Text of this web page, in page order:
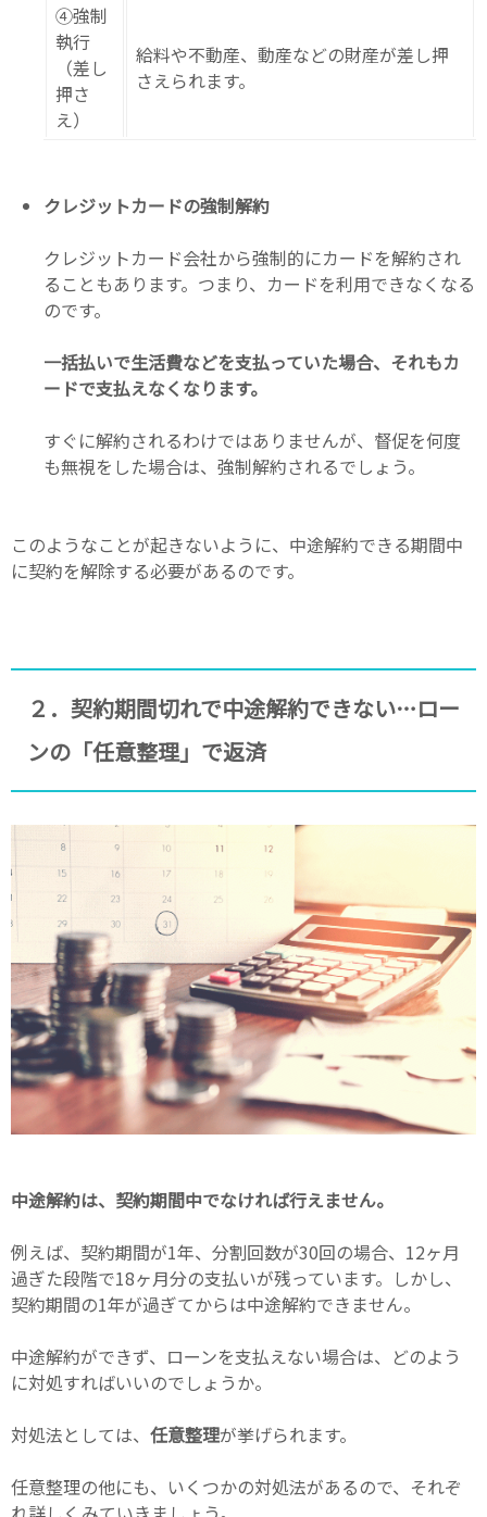
④強制
執行
（差し
押さ
え）
給料や不動産、動産などの財産が差し押
さえられます。
クレジットカードの強制解約
クレジットカード会社から強制的にカードを解約され
ることもあります。つまり、カードを利用できなくなる
のです。
一括払いで生活費などを支払っていた場合、それもカ
ードで支払えなくなります。
すぐに解約されるわけではありませんが、督促を何度
も無視をした場合は、強制解約されるでしょう。
このようなことが起きないように、中途解約できる期間中
に契約を解除する必要があるのです。
２．契約期間切れで中途解約できない…ロー
ンの「任意整理」で返済
中途解約は、契約期間中でなければ行えません。
例えば、契約期間が1年、分割回数が30回の場合、12ヶ月
過ぎた段階で18ヶ月分の支払いが残っています。しかし、
契約期間の1年が過ぎてからは中途解約できません。
中途解約ができず、ローンを支払えない場合は、どのよう
に対処すればいいのでしょうか。
対処法としては、 任意整理が挙げられます。
任意整理の他にも、いくつかの対処法があるので、それぞ